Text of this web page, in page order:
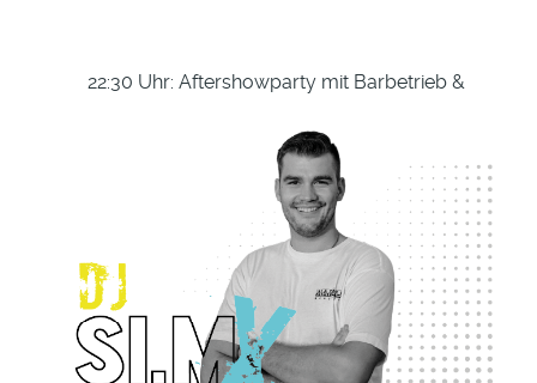
22:30 Uhr: Aftershowparty mit Barbetrieb &